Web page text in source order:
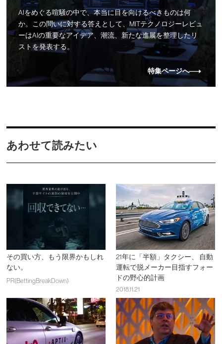
AIをめぐる喧騒の中で、本当に目を向けるべきものは何
か。この問いに対する答えとして、MITテクノロジーレビュ
ーはAIの重要なアイデア、潮流、新たな進展を整理したリ
ストを発表する。
特集ページへ
あわせて読みたい
その買い方、もう限界かもしれ
ない。
PR(BettingBreakDown)
21年に「半額」タクシー、 自動
運転で脱メーカー目指すフォー
ドの野心的計画
2018.11.21